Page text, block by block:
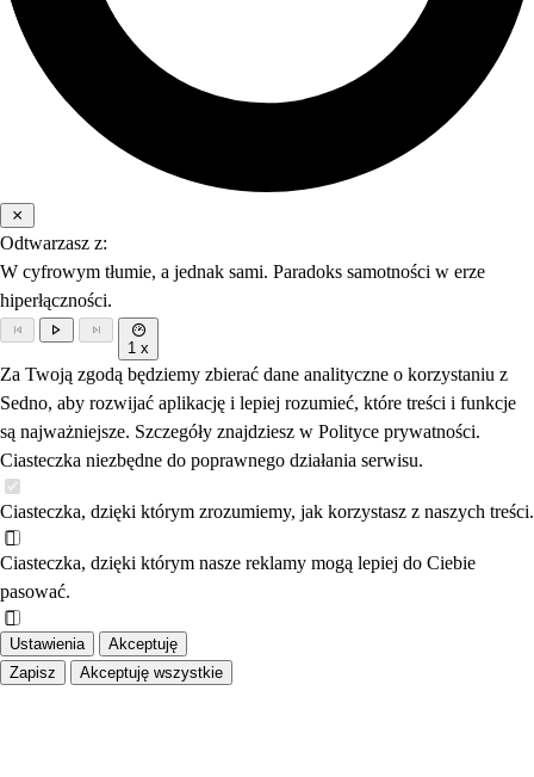
Odtwarzasz z:
W cyfrowym tłumie, a jednak sami. Paradoks samotności w erze
hiperłączności.
1 x
Za Twoją zgodą będziemy zbierać dane analityczne o korzystaniu z
Sedno, aby rozwijać aplikację i lepiej rozumieć, które treści i funkcje
są najważniejsze. Szczegóły znajdziesz w Polityce prywatności.
Ciasteczka niezbędne do poprawnego działania serwisu.
Ciasteczka, dzięki którym zrozumiemy, jak korzystasz z naszych treści.
Ciasteczka, dzięki którym nasze reklamy mogą lepiej do Ciebie
pasować.
Ustawienia
Akceptuję
Zapisz
Akceptuję wszystkie